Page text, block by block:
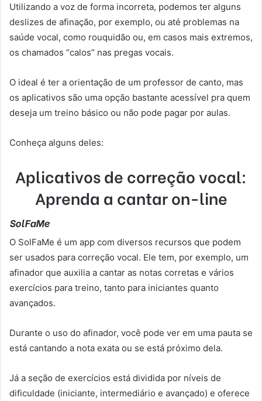
Utilizando a voz de forma incorreta, podemos ter alguns
deslizes de afinação, por exemplo, ou até problemas na
saúde vocal, como rouquidão ou, em casos mais extremos,
os chamados “calos” nas pregas vocais.
O ideal é ter a orientação de um professor de canto, mas
os aplicativos são uma opção bastante acessível pra quem
deseja um treino básico ou não pode pagar por aulas.
Conheça alguns deles:
Aplicativos de correção vocal:
Aprenda a cantar on-line
SolFaMe
O SolFaMe é um app com diversos recursos que podem
ser usados para correção vocal. Ele tem, por exemplo, um
afinador que auxilia a cantar as notas corretas e vários
exercícios para treino, tanto para iniciantes quanto
avançados.
Durante o uso do afinador, você pode ver em uma pauta se
está cantando a nota exata ou se está próximo dela.
Já a seção de exercícios está dividida por níveis de
dificuldade (iniciante, intermediário e avançado) e oferece